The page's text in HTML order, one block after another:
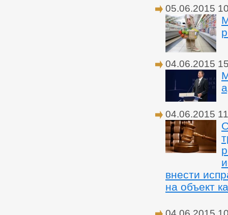
05.06.2015
04.06.2015
04.06.2015
внести
на объект